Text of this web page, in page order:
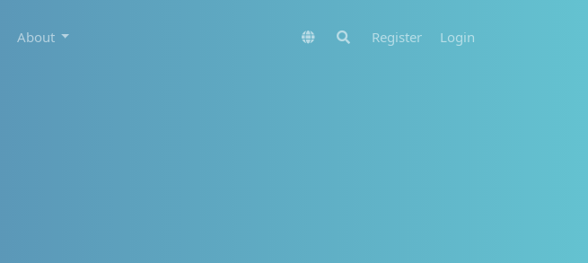
About Register Login